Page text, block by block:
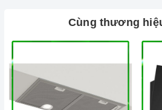
Chức năng an toàn
AquaStop: 100% đảm bảo các vấn
Công nghệ rửa độc đáo giúp bảo
ăn mòn thuỷ tinh
2. Một số lưu ý khi sử dụng sản
Cùng thương